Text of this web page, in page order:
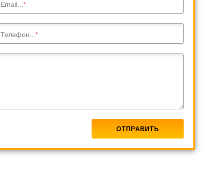
Email...
Телефон...